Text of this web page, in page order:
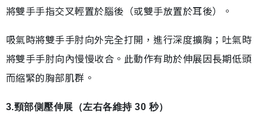
將雙手手指交叉輕置於腦後（或雙手放置於耳後）。
吸氣時將雙手手肘向外完全打開，進行深度擴胸；吐氣時
將雙手手肘向內慢慢收合。此動作有助於伸展因長期低頭
而縮緊的胸部肌群。
3.頸部側壓伸展（左右各維持 30 秒）